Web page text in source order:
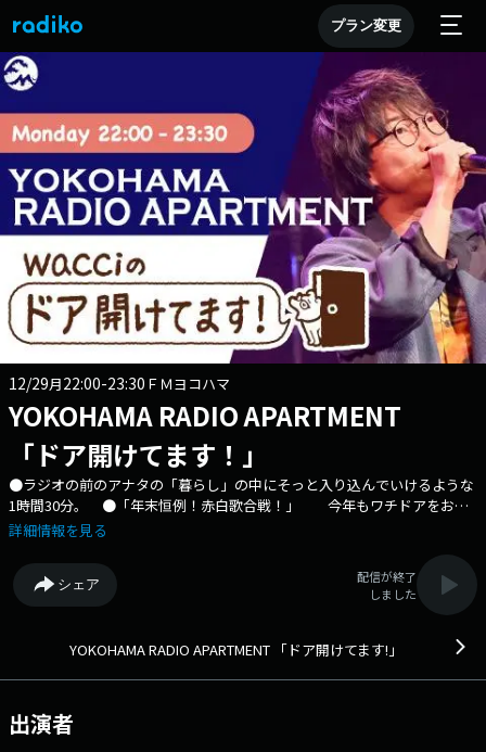
プラン変更
12/29月22:00-23:30 ＦＭヨコハマ
YOKOHAMA RADIO APARTMENT
「ドア開けてます！」
●ラジオの前のアナタの「暮らし」の中にそっと入り込んでいけるような
1時間30分。 ●「年末恒例！赤白歌合戦！」 今年もワチドアをお聞
きいただき、ありがとうございました！ 一年の締めくくりは、素敵な
●今年で11年目を迎えるこの企画！ いろんな思いを込めながら、スタ
ジオから弾き語り、そしてセッションをお届けします！ 出演：コアラ
モード. / 関取花 / わたなべだいすけ（D.W.ニコルズ） ●レディアパ公式
せ！ ●番組SNSハッシュタグは #ワチドア でつぶやいて！ X アカウ
詳細情報を見る
シェア
配信が終了
しました
YOKOHAMA RADIO APARTMENT 「ドア開けてます!」
出演者